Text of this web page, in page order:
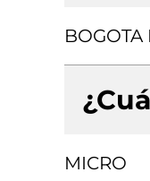
BOGOTA
MICRO